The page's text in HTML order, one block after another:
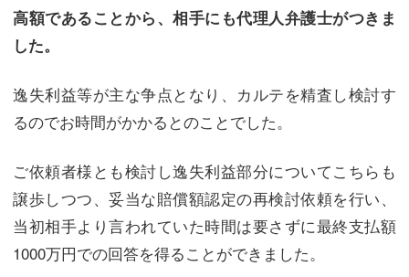
高額であることから、相手にも代理人弁護士がつきま
した。
逸失利益等が主な争点となり、カルテを精査し検討す
るのでお時間がかかるとのことでした。
ご依頼者様とも検討し逸失利益部分についてこちらも
譲歩しつつ、妥当な賠償額認定の再検討依頼を行い、
当初相手より言われていた時間は要さずに最終支払額
1000万円での回答を得ることができました。